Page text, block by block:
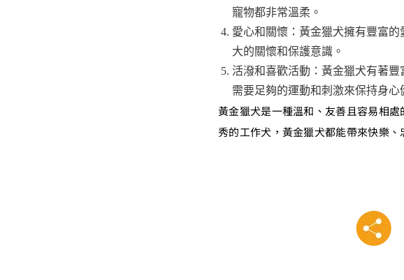
寵物都非常溫柔。
愛心和關懷：黃金獵犬擁有豐富
大的關懷和保護意識。
活潑和喜歡活動：黃金獵犬有著
需要足夠的運動和刺激來保持身心
黃金獵犬是一種溫和、友善且容易相
秀的工作犬，黃金獵犬都能帶來快樂、